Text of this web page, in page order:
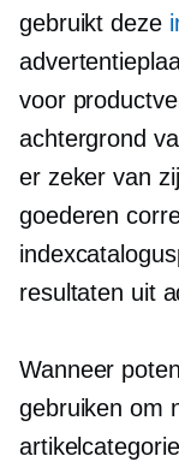
gebruikt deze
voor
achtergrond
er zeker van
goederen
resultaten uit
Wanneer
gebruiken om